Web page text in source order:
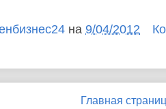
на 9/04/2012
Главная